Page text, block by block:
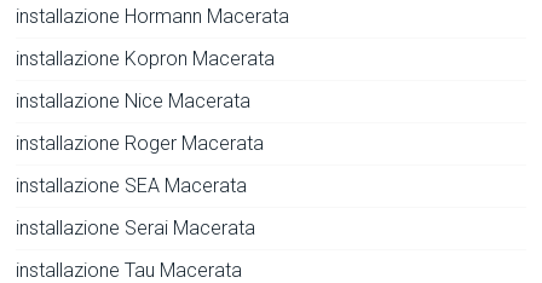
installazione Hormann Macerata
installazione Kopron Macerata
installazione Nice Macerata
installazione Roger Macerata
installazione SEA Macerata
installazione Serai Macerata
installazione Tau Macerata